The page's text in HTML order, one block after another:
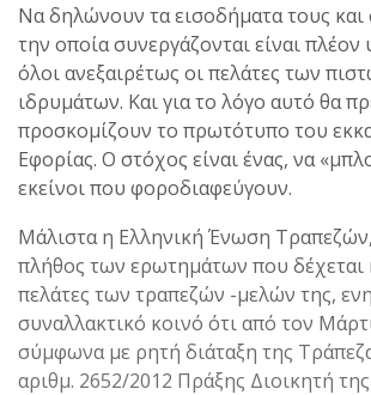
Να δηλώνουν τα εισοδήματα τους και
την οποία συνεργάζονται είναι
όλοι ανεξαιρέτως οι πελάτες των
ιδρυμάτων. Και για το λόγο αυτό θα
προσκομίζουν το πρωτότυπο του
Εφορίας. Ο στόχος είναι ένας, να
εκείνοι που φοροδιαφεύγουν.
Μάλιστα η Ελληνική Ένωση
πλήθος των ερωτημάτων που δέχεται
πελάτες των τραπεζών -μελών της,
συναλλακτικό κοινό ότι από τον
σύμφωνα με ρητή διάταξη της
αριθμ. 2652/2012 Πράξης Διοικητή